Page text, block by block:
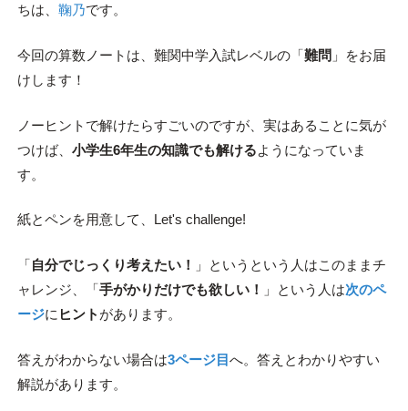
ちは、 鞠乃です。
今回の算数ノートは、難関中学入試レベルの「難問 」をお届
けします！
ノーヒントで解けたらすごいのですが、実はあることに気が
つけば、 小学生6年生の知識でも解けるようになっていま
す。
紙とペンを用意して、Let's challenge!
「自分でじっくり考えたい！
」というという人はこのままチ
ャレンジ、「手がかりだけでも欲しい！ 」という人は次のペ
ージに ヒント があります。
答えがわからない場合は3ページ目 へ。答えとわかりやすい
解説があります。